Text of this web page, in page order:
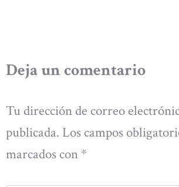
Deja un comentario
Tu dirección de correo
publicada. Los campos
marcados con *